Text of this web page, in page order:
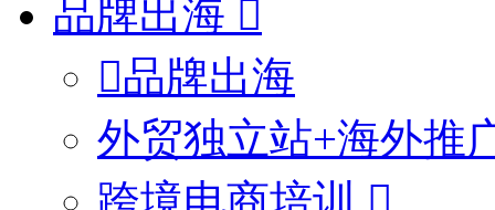
品牌出海
品牌出海
外贸独立站+海外推